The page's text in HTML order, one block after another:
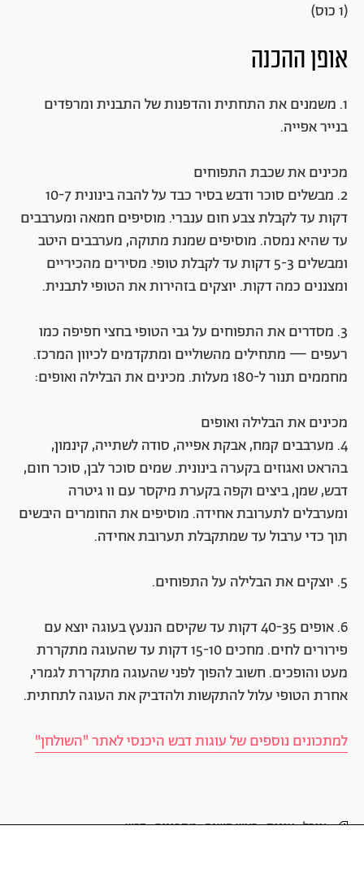
(1 כוס)
אופן ההכנה
1. משמנים את התחתית והדפנות של התבנית ומרפדים
בנייר אפייה.
מכינים את שכבת התפוחים
2. מבשלים סוכר ודבש בסיר כבד על להבה בינונית 10-7
דקות עד לקבלת צבע חום ענברי. מוסיפים חמאה ומערבבים
עד שהיא נמסה. מוסיפים שמנת מתוקה, מערבבים היטב
ומבשלים 5-3 דקות עד לקבלת טופי. מסירים מהכיריים
ומצננים כמה דקות. יוצקים בזהירות את הטופי לתבנית.
3. מסדרים את התפוחים על גבי הטופי בחצי חפיפה כמו
רעפים — מתחילים מהשוליים ומתקדמים לכיוון המרכז.
מחממים תנור ל-180 מעלות. מכינים את הבלילה ואופים:
מכינים את הבלילה ואופים
4. מערבבים קמח, אבקת אפייה, סודה לשתייה, קינמון,
בהראט ואגוזים בקערה בינונית. שמים סוכר לבן, סוכר חום,
דבש, שמן, ביצים וקפה בקערת מיקסר עם וו גיטרה
ומערבלים לתערובת אחידה. מוסיפים את החומרים היבשים
תוך כדי ערבול עד שמתקבלת תערובת אחידה.
5. יוצקים את הבלילה על התפוחים.
6. אופים 40-35 דקות עד שקיסם הננעץ בעוגה יוצא עם
פירורים לחים. מחכים 15-10 דקות עד שהעוגה מתקררת
מעט והופכים. חשוב להפוך לפני שהעוגה מתקררת לגמרי,
אחרת הטופי עלול להתקשות ולהדביק את העוגה לתחתית.
למתכונים נוספים של עוגות דבש היכנסי לאתר "השולחן"
אוכל עוגות ראש השנה מתכונים דבש